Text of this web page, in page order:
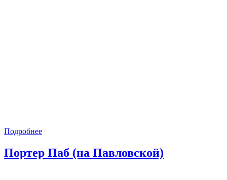
Подробнее
Портер Паб (на Павловской)